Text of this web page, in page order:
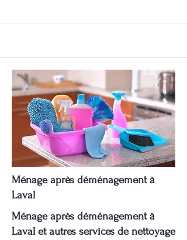
Ménage après déménagement à
Laval
Ménage après déménagement à
Laval et autres services de nettoyage